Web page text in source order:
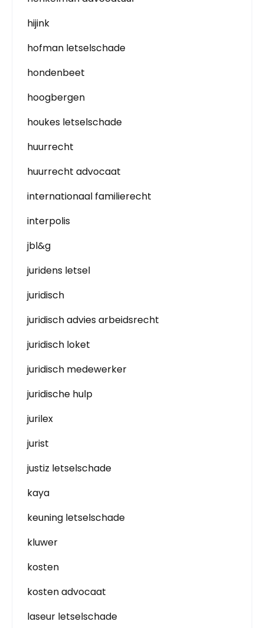
hijink
hofman letselschade
hondenbeet
hoogbergen
houkes letselschade
huurrecht
huurrecht advocaat
internationaal familierecht
interpolis
jbl&g
juridens letsel
juridisch
juridisch advies arbeidsrecht
juridisch loket
juridisch medewerker
juridische hulp
jurilex
jurist
justiz letselschade
kaya
keuning letselschade
kluwer
kosten
kosten advocaat
laseur letselschade